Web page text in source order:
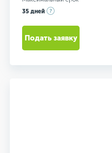
35 дней
Подать заявку